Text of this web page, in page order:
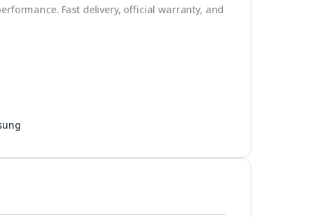
Fast delivery, official warranty, and